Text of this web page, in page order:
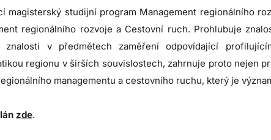
magisterský studijní program Management regionálního
regionálního rozvoje a Cestovní ruch. Prohlubuje
znalosti v předmětech zaměření odpovídající
regionu v širších souvislostech, zahrnuje proto nejen
managementu a cestovního ruchu, který je
zde.